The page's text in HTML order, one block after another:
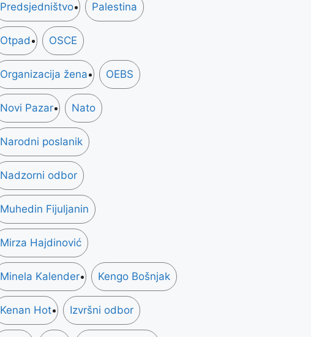
Predsjedništvo Palestina
Otpad OSCE
Organizacija žena OEBS
Novi Pazar Nato
Narodni poslanik
Nadzorni odbor
Muhedin Fijuljanin
Mirza Hajdinović
Minela Kalender Kengo Bošnjak
Kenan Hot Izvršni odbor